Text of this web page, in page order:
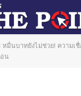
หมื่นบาทยังไม่ช่วย! ความ
น